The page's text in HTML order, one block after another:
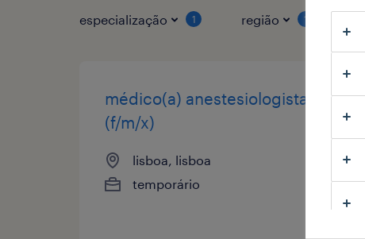
especialização 1 região 1
médico(a) anestesiologista
(f/m/x)
lisboa, lisboa
temporário